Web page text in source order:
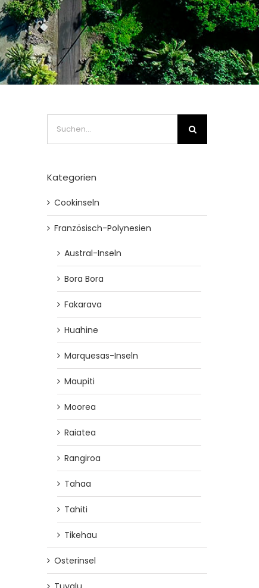
nach:
Kategorien
Cookinseln
Französisch-Polynesien
Austral-Inseln
Bora Bora
Fakarava
Huahine
Marquesas-Inseln
Maupiti
Moorea
Raiatea
Rangiroa
Tahaa
Tahiti
Tikehau
Osterinsel